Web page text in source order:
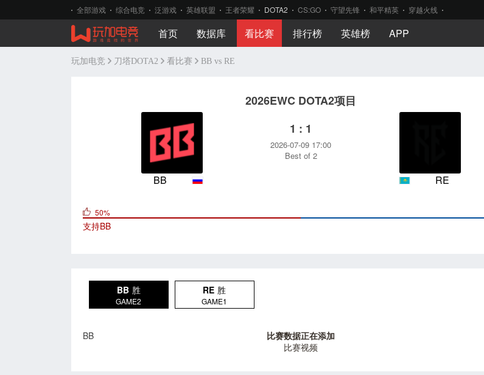
全部游戏 综合电竞 泛游戏 英雄联盟 王者荣耀 DOTA2 CS:GO 守望先锋 和平精英 穿越火线
首页 数据库 看比赛 排行榜 英雄榜 APP
玩加电竞 刀塔DOTA2 看比赛 BB vs RE
2026EWC DOTA2项目
BB
1 : 1
2026-07-09 17:00
Best of 2
RE
50%
支持BB
BB 胜
GAME2
RE 胜
GAME1
BB
比赛数据正在添加
比赛视频